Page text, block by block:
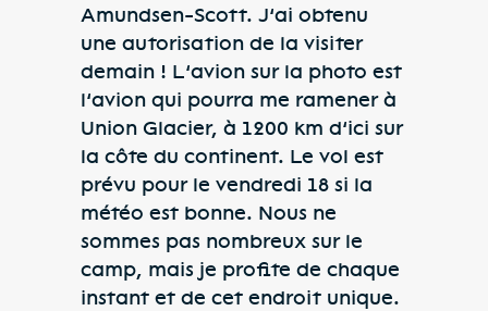
Amundsen-Scott. J’ai obtenu
une autorisation de la visiter
demain ! L’avion sur la photo est
l’avion qui pourra me ramener à
Union Glacier, à 1200 km d’ici sur
la côte du continent. Le vol est
prévu pour le vendredi 18 si la
météo est bonne. Nous ne
sommes pas nombreux sur le
camp, mais je profite de chaque
instant et de cet endroit unique.